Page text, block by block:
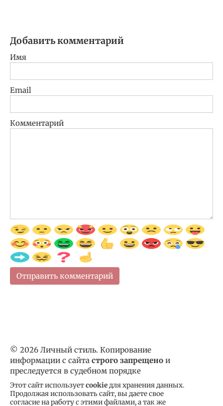
Добавить комментарий
Имя
Email
Комментарий
© 2026 Личный стиль. Копирование
информации с сайта строго запрещено и
преследуется в судебном порядке
Этот сайт используетcookieдля хранения данных.
Продолжая использовать сайт, вы даете свое
согласие на работу с этими файлами, а так же